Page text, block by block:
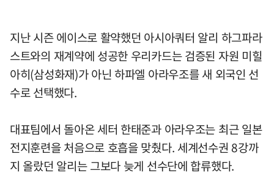
지난 시즌 에이스로 활약했던 아시아쿼터 알리 하그파라
스트와의 재계약에 성공한 우리카드는 검증된 자원 미힐
아히(삼성화재)가 아닌 하파엘 아라우조를 새 외국인 선
수로 선택했다.
대표팀에서 돌아온 세터 한태준과 아라우조는 최근 일본
전지훈련을 처음으로 호흡을 맞췄다. 세계선수권 8강까
지 올랐던 알리는 그보다 늦게 선수단에 합류했다.